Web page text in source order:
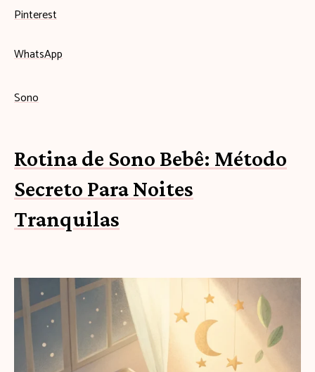
Pinterest
WhatsApp
Sono
Rotina de Sono Bebê: Método
Secreto Para Noites
Tranquilas